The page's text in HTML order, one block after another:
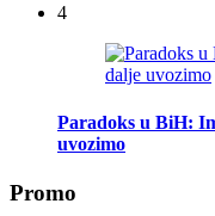
4
Paradoks u BiH:
uvozimo
Promo